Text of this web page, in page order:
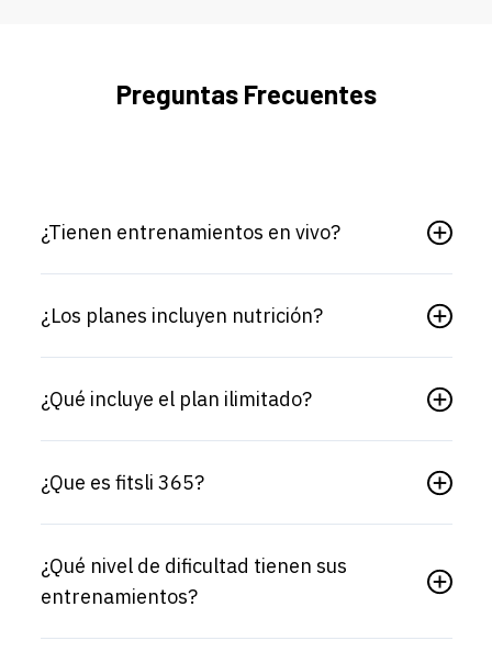
Preguntas Frecuentes
¿Tienen entrenamientos en vivo?
¿Los planes incluyen nutrición?
¿Qué incluye el plan ilimitado?
¿Que es fitsli 365?
¿Qué nivel de dificultad tienen sus
entrenamientos?